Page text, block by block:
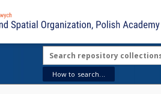
How to search...